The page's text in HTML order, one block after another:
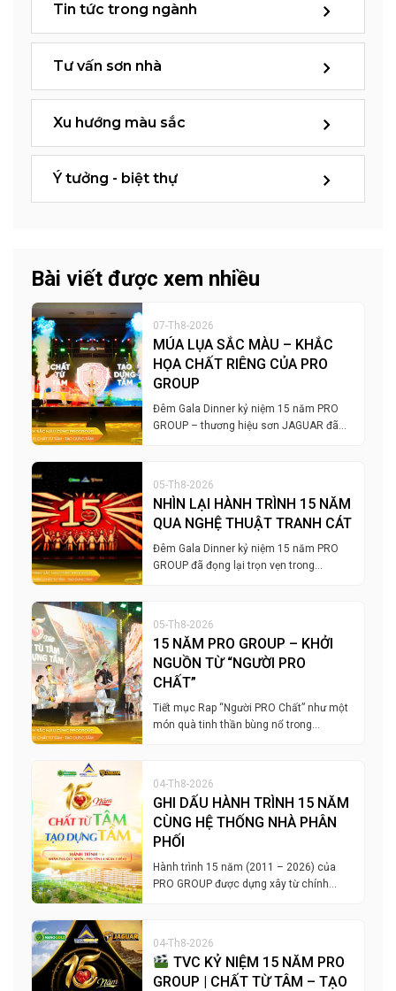
Tin tức trong ngành
Tư vấn sơn nhà
Xu hướng màu sắc
Ý tưởng - biệt thự
Bài viết được xem nhiều
07-Th8-2026
MÚA LỤA SẮC MÀU – KHẮC
HỌA CHẤT RIÊNG CỦA PRO
GROUP
Đêm Gala Dinner kỷ niệm 15 năm PRO
GROUP – thương hiệu sơn JAGUAR đã…
05-Th8-2026
NHÌN LẠI HÀNH TRÌNH 15 NĂM
QUA NGHỆ THUẬT TRANH CÁT
Đêm Gala Dinner kỷ niệm 15 năm PRO
GROUP đã đọng lại trọn vẹn trong…
05-Th8-2026
15 NĂM PRO GROUP – KHỞI
NGUỒN TỪ “NGƯỜI PRO
CHẤT”
Tiết mục Rap “Người PRO Chất” như một
món quà tinh thần bùng nổ trong…
04-Th8-2026
GHI DẤU HÀNH TRÌNH 15 NĂM
CÙNG HỆ THỐNG NHÀ PHÂN
PHỐI
Hành trình 15 năm (2011 – 2026) của
PRO GROUP được dựng xây từ chính…
04-Th8-2026
TVC KỶ NIỆM 15 NĂM PRO
GROUP | CHẤT TỪ TÂM – TẠO